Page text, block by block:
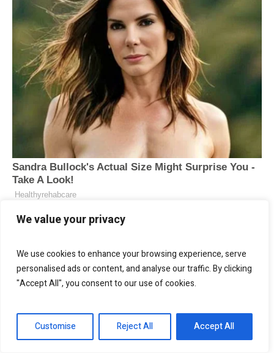
We value your privacy
We use cookies to enhance your browsing experience, serve
personalised ads or content, and analyse our traffic. By clicking
"Accept All", you consent to our use of cookies.
Customise Reject All Accept All